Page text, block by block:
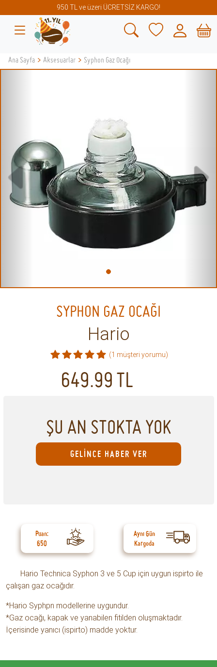
950 TL ve üzeri ÜCRETSİZ KARGO!
Ana Sayfa > Aksesuarlar > Syphon Gaz Ocağı
SYPHON GAZ OCAĞI
Hario
(1 müşteri yorumu)
649.99TL
ŞU AN STOKTA YOK
GELİNCE HABER VER
Puan:
650
Aynı Gün
Kargoda
Hario Technica Syphon 3 ve 5 Cup için uygun ispirto ile
çalışan gaz ocağıdır.
*Hario Syphpn modellerine uygundur.
*Gaz ocağı, kapak ve yanabilen fitilden oluşmaktadır.
İçerisinde yanıcı (ispirto) madde yoktur.